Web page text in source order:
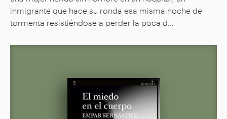
inmigrante que hace su ronda esa misma noche de
tormenta resistiéndose a perder la poca d...